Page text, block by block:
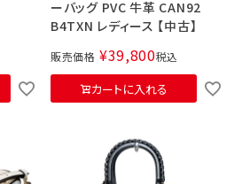
ーバッグ PVC 牛革 CAN92
B4TXN レディース 【中古】
販売価格 ¥39,800税込
カートに入れる